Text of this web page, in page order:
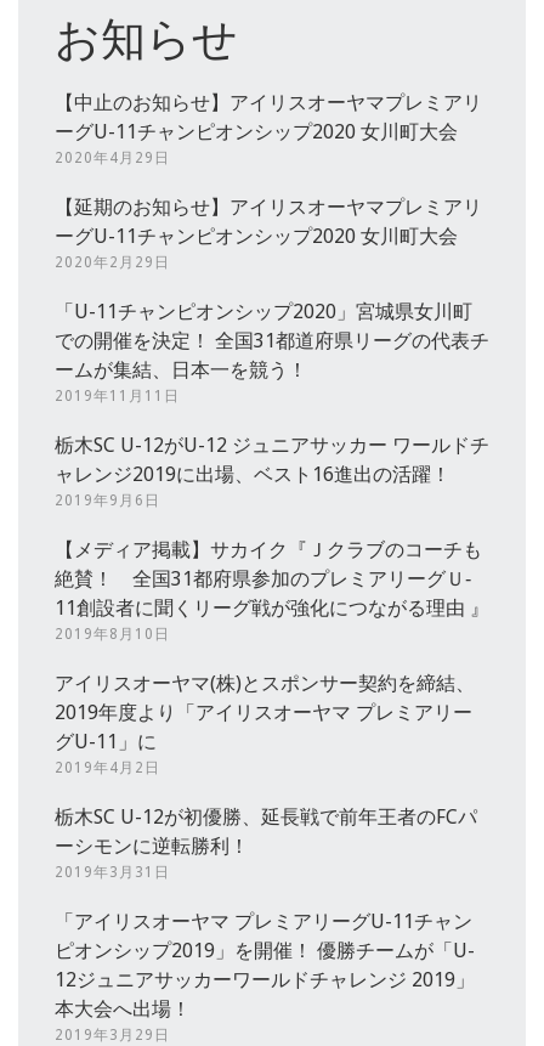
お知らせ
【中止のお知らせ】アイリスオーヤマプレミアリ
ーグU-11チャンピオンシップ2020 女川町大会
2020年4月29日
【延期のお知らせ】アイリスオーヤマプレミアリ
ーグU-11チャンピオンシップ2020 女川町大会
2020年2月29日
「U-11チャンピオンシップ2020」宮城県女川町
での開催を決定！ 全国31都道府県リーグの代表チ
ームが集結、日本一を競う！
2019年11月11日
栃木SC U-12がU-12 ジュニアサッカー ワールドチ
ャレンジ2019に出場、ベスト16進出の活躍！
2019年9月6日
【メディア掲載】サカイク『Ｊクラブのコーチも
絶賛！ 全国31都府県参加のプレミアリーグＵ‐
11創設者に聞くリーグ戦が強化につながる理由 』
2019年8月10日
アイリスオーヤマ(株)とスポンサー契約を締結、
2019年度より「アイリスオーヤマ プレミアリー
グU-11」に
2019年4月2日
栃木SC U-12が初優勝、延長戦で前年王者のFCパ
ーシモンに逆転勝利！
2019年3月31日
「アイリスオーヤマ プレミアリーグU-11チャン
ピオンシップ2019」を開催！ 優勝チームが「U-
12ジュニアサッカーワールドチャレンジ 2019」
本大会へ出場！
2019年3月29日